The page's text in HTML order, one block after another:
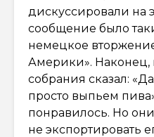
дискуссировали на
сообщение было
немецкое
Америки». Наконец,
собрания сказал:
просто выпьем
понравилось. Но
не экспортировать